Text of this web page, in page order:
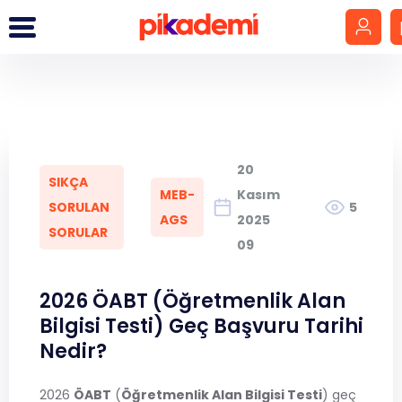
LGS
YKS
DGS
KPSS
SIKÇA
SORULAN
SORULAR
MEB-
AGS
20
Kasım
2025
09
5
2026 ÖABT (Öğretmenlik Alan
Bilgisi Testi) Geç Başvuru Tarihi
Nedir?
2026 ÖABT (Öğretmenlik Alan Bilgisi Testi) geç